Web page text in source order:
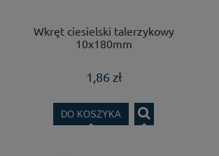
Wkręt ciesielski talerzykowy
10x180mm
1,86 zł
DO KOSZYKA